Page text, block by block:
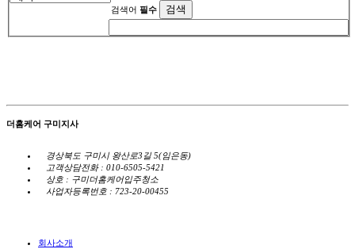
검색어 필수
더홈케어 구미지사
경상북도 구미시 왕산로3길 5(임은동)
고객상담전화 : 010-6505-5421
상호 : 구미더홈케어입주청소
사업자등록번호 : 723-20-00455
회사소개